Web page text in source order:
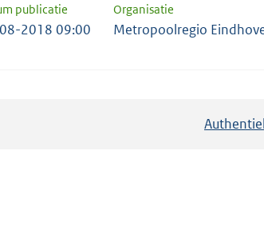
publicatie Organisatie
2018 09:00 Metropoolregio